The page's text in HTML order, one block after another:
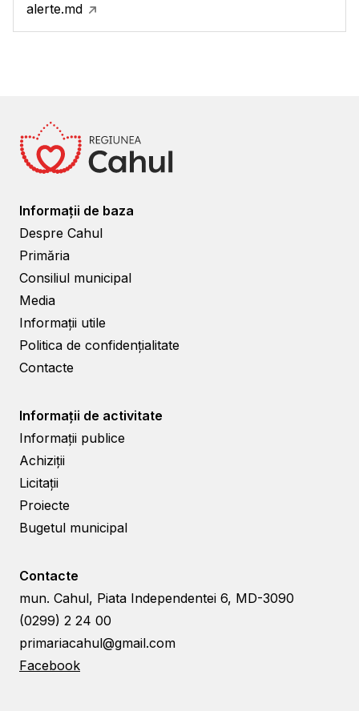
alerte.md
Informații de baza
Despre Cahul
Primăria
Consiliul municipal
Media
Informații utile
Politica de confidențialitate
Contacte
Informații de activitate
Informații publice
Achiziții
Licitații
Proiecte
Bugetul municipal
Contacte
mun. Cahul, Piata Independentei 6, MD-3090
(0299) 2 24 00
primariacahul@gmail.com
Facebook